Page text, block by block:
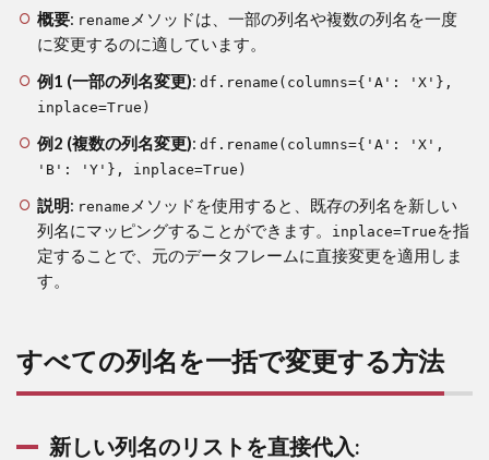
メソッ
ドを使
用した
方法:
2
す
べ
て
の
列
名
を
一
更
る
法
概要: rename メソッドは、一部の列名や複数の列名を一度
に変更するのに適しています。
例1 (一部の列名変更): df.rename(columns={'A': 'X'},
inplace=True)
例2 (複数の列名変更): df.rename(columns={'A': 'X',
'B': 'Y'}, inplace=True)
説明: rename メソッドを使用すると、既存の列名を新しい
列名にマッピングすることができます。
inplace=True を指
定することで、元のデータフレームに直接変更を適用しま
す。
すべての列名を一括で変更する方法
新しい列名のリストを直接代入: